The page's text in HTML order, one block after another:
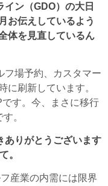
ン（GDO）の大日
お伝えしているよう
体を見直しているん
フ場予約、カスタマー
に刷新しています。
す。今、まさに移行
。
りがとうございます
。
産業の内需には限界